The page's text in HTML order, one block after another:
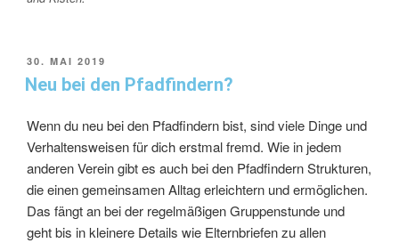
30. MAI 2019
Neu bei den Pfadfindern?
Wenn du neu bei den Pfadfindern bist, sind viele Dinge und
Verhaltensweisen für dich erstmal fremd. Wie in jedem
anderen Verein gibt es auch bei den Pfadfindern Strukturen,
die einen gemeinsamen Alltag erleichtern und ermöglichen.
Das fängt an bei der regelmäßigen Gruppenstunde und
geht bis in kleinere Details wie Elternbriefen zu allen